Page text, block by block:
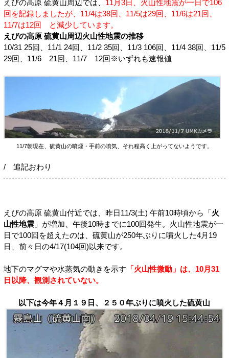
えびの高原 硫黄山周辺では、 11月3日、火山性地震が一日で106
回を記録しましたが、11/4は38回、11/5は29回、11/6は21回、
11/7は12回 と減少しています。
えびの高原 硫黄山周辺火山性地震の推移
10/31 25回、11/1 24回、11/2 35回、11/3 106回、11/4 38回、11/5
29回、11/6 21回、11/7 12回※いずれも速報値
11/7朝現在、硫黄山の噴煙・手前の噴気、それ程高く上がってないようです。
/ 追記おわり
えびの高原 硫黄山付近では、昨日11/3(土) 午前10時頃から「 火
山性地震」が増加、午後10時までに100回発生。火山性地震が一
日で100回を超えたのは、硫黄山が250年ぶりに噴火した4月19
日、前々日の4/17(104回)以来です。
地下のマグマや水蒸気の動きを示す 「火山性微動」は、10月31
日以降、観測されていない。
以下は今年４月１９日、２５０年ぶりに噴火した硫黄山